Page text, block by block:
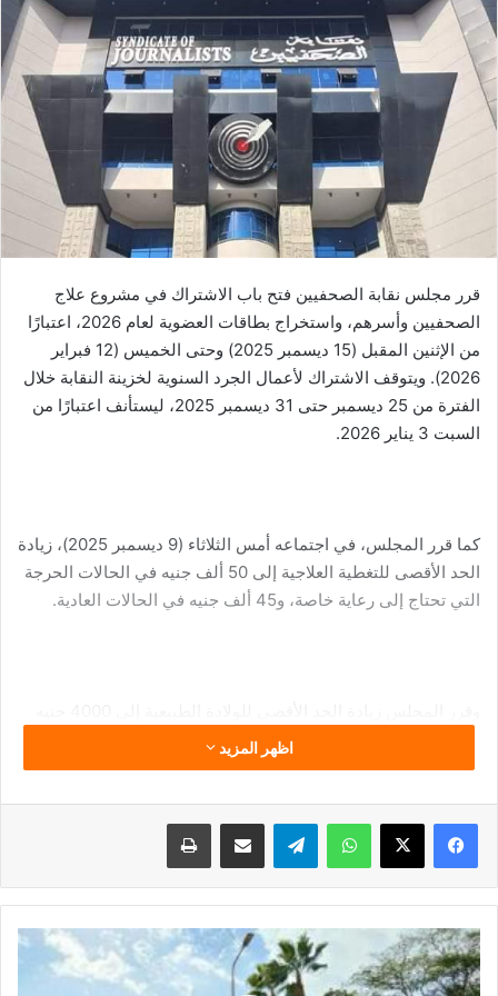
قرر مجلس نقابة الصحفيين فتح باب الاشتراك في مشروع علاج
الصحفيين وأسرهم، واستخراج بطاقات العضوية لعام 2026، اعتبارًا
من الإثنين المقبل (15 ديسمبر 2025) وحتى الخميس (12 فبراير
2026). ويتوقف الاشتراك لأعمال الجرد السنوية لخزينة النقابة خلال
الفترة من 25 ديسمبر حتى 31 ديسمبر 2025، ليستأنف اعتبارًا من
السبت 3 يناير 2026.
كما قرر المجلس، في اجتماعه أمس الثلاثاء (9 ديسمبر 2025)، زيادة
الحد الأقصى للتغطية العلاجية إلى 50 ألف جنيه في الحالات الحرجة
التي تحتاج إلى رعاية خاصة، و45 ألف جنيه في الحالات العادية.
بدلًا من 3500 جنيه، وزيادة الحد الأقصى للولادة القيصرية والقيصرية
المتكررة إلى 5000 جنيه بدلًا من 4500 جنيه، وذلك في حالات
كما تقرر زيادة دعم المشروع لأدوية الإيبريكس والنيوبوجين
ومشتقاتهما إلى حد أقصى 10 آلاف جنيه بدلًا من 4000 جنيه، بعد
تقديم الفواتير والتقرير الطبي، وزيادة دعم المشروع للعلاج
البيولوجي ليصل إلى الحد الأقصى للتغطية العلاجية السنوية، بعد
اظهر المزيد
فيسبوك ‫X واتساب تيلقرام مشاركة عبر البريد طباعة
عودة
التصويت
بدائرة